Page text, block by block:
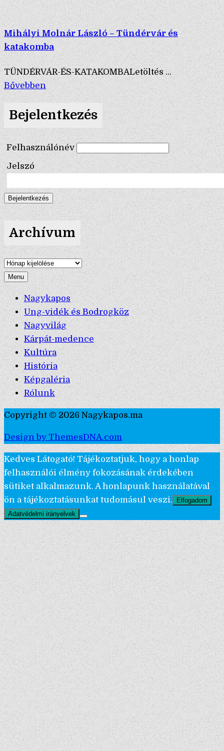
Mihályi Molnár László – Tündérvár és
katakomba
TÜNDÉRVÁR-ÉS-KATAKOMBALetöltés ...
Bővebben
Bejelentkezés
Felhasználónév
Jelszó
Archívum
Archívum
Menu
Nagykapos
Ung-vidék és Bodrogköz
Nagyvilág
Kárpát-medence
Kultúra
História
Képgaléria
Rólunk
Copyright © 2026 Nagykapos.ma
Design by ThemesDNA.com
Kedves Látogató! Tájékoztatjuk, hogy a honlap
felhasználói élmény fokozásának érdekében
sütiket alkalmazunk. A honlapunk használatával
ön a tájékoztatásunkat tudomásul veszi.
Elfogadom
Adatvédelmi irányelvek